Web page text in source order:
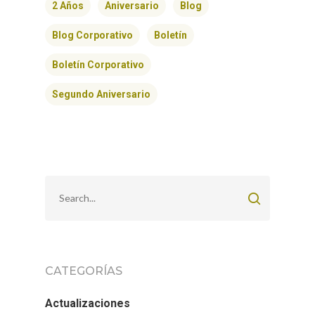
2 Años Aniversario Blog
Blog Corporativo Boletín
Boletín Corporativo
Segundo Aniversario
CATEGORÍAS
Actualizaciones